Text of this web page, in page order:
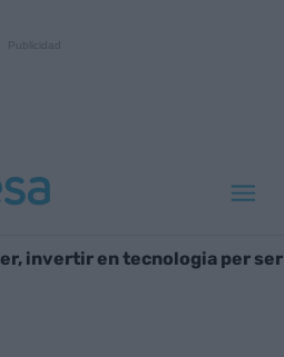
invertir en tecnologia per ser